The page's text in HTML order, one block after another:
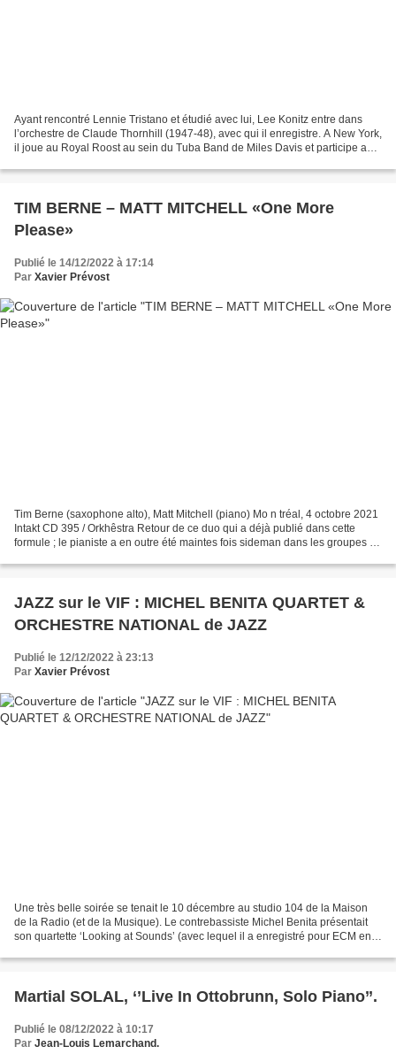
Ayant rencontré Lennie Tristano et étudié avec lui, Lee Konitz entre dans
l’orchestre de Claude Thornhill (1947-48), avec qui il enregistre. A New York,
il joue au Royal Roost au sein du Tuba Band de Miles Davis et participe aux
TIM BERNE – MATT MITCHELL «One More
Please»
Publié le 14/12/2022 à 17:14
Par Xavier Prévost
Tim Berne (saxophone alto), Matt Mitchell (piano) Mo n tréal, 4 octobre 2021
Intakt CD 395 / Orkhêstra Retour de ce duo qui a déjà publié dans cette
formule ; le pianiste a en outre été maintes fois sideman dans les groupes du
JAZZ sur le VIF : MICHEL BENITA QUARTET &
ORCHESTRE NATIONAL de JAZZ
Publié le 12/12/2022 à 23:13
Par Xavier Prévost
Une très belle soirée se tenait le 10 décembre au studio 104 de la Maison
de la Radio (et de la Musique). Le contrebassiste Michel Benita présentait
son quartette ‘Looking at Sounds’ (avec lequel il a enregistré pour ECM en
Martial SOLAL, ‘’Live In Ottobrunn, Solo Piano’’.
Publié le 08/12/2022 à 10:17
Par Jean-Louis Lemarchand.